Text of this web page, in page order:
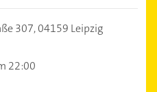
307,04159 Leipzig
22:00